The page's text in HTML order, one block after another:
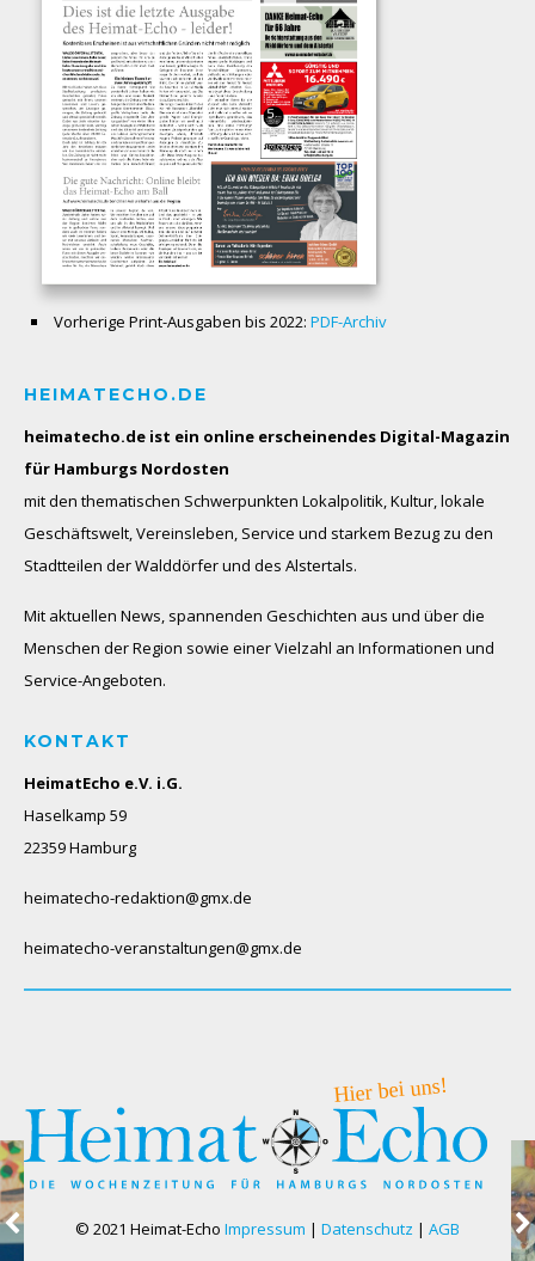
Vorherige Print-Ausgaben bis 2022: PDF-Archiv
HEIMATECHO.DE
heimatecho.de ist ein online erscheinendes Digital-Magazin
für Hamburgs Nordosten
mit den thematischen Schwerpunkten Lokalpolitik, Kultur, lokale
Geschäftswelt, Vereinsleben, Service und starkem Bezug zu den
Stadtteilen der Walddörfer und des Alstertals.
Mit aktuellen News, spannenden Geschichten aus und über die
Menschen der Region sowie einer Vielzahl an Informationen und
Service-Angeboten.
KONTAKT
HeimatEcho e.V. i.G.
Haselkamp 59
22359 Hamburg
heimatecho-redaktion@gmx.de
heimatecho-veranstaltungen@gmx.de
© 2021 Heimat-Echo Impressum | Datenschutz | AGB